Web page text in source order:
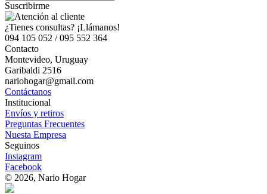
Suscribirme
¿Tienes consultas? ¡Llámanos!
094 105 052 / 095 552 364
Contacto
Montevideo, Uruguay
Garibaldi 2516
nariohogar@gmail.com
Contáctanos
Institucional
Envíos y retiros
Preguntas Frecuentes
Nuesta Empresa
Seguinos
Instagram
Facebook
© 2026, Nario Hogar